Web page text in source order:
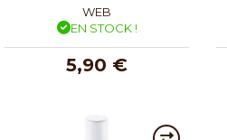
WEB
EN STOCK !
5,90 €